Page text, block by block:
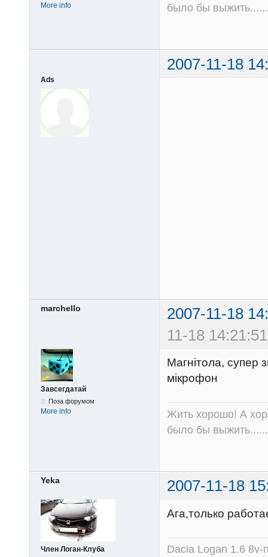
More info
было бы
2007-11-18
Ads
marchello
2007-11-18
11-18
Завсегдатай
Поза форумом
More info
Магнітола, супер
мікрофон
Жить хорошо! А
было бы
Yeka 2007-11-18
Член Логан-Клуба
Ага,только
Dacia Logan 1.6